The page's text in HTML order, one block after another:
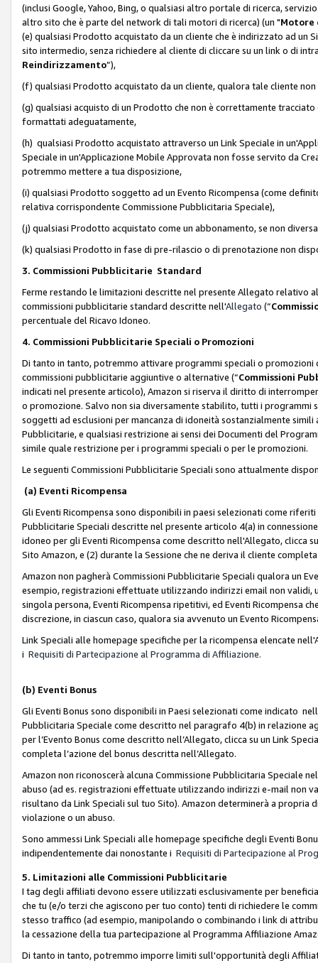
(inclusi Google, Yahoo, Bing, o qualsiasi altro portale di ricerca,
altro sito che è parte del network di tali motori di ricerca) (un "Motore
(e) qualsiasi Prodotto acquistato da un cliente che è indirizzato ad un
sito intermedio, senza richiedere al cliente di cliccare su un link o di
Reindirizzamento”),
(f) qualsiasi Prodotto acquistato da un cliente, qualora tale cliente
(g) qualsiasi acquisto di un Prodotto che non è correttamente
formattati adeguatamente,
(h) qualsiasi Prodotto acquistato attraverso un Link Speciale in
Speciale in un'Applicazione Mobile Approvata non fosse servito da
potremmo mettere a tua disposizione,
(i) qualsiasi Prodotto soggetto ad un Evento Ricompensa (come
relativa corrispondente Commissione Pubblicitaria Speciale),
(j) qualsiasi Prodotto acquistato come un abbonamento, se non
(k) qualsiasi Prodotto in fase di pre-rilascio o di prenotazione non
3. Commissioni Pubblicitarie Standard
Ferme restando le limitazioni descritte nel presente Allegato relativo
commissioni pubblicitarie standard descritte nell'Allegato (“
percentuale del Ricavo Idoneo.
4. Commissioni Pubblicitarie Speciali o Promozioni
Di tanto in tanto, potremmo attivare programmi speciali o
commissioni pubblicitarie aggiuntive o alternative (“Commissioni
indicati nel presente articolo), Amazon si riserva il diritto di
o promozione. Salvo non sia diversamente stabilito, tutti i
soggetti ad esclusioni per mancanza di idoneità sostanzialmente
Pubblicitarie, e qualsiasi restrizione ai sensi dei Documenti del
simile quale restrizione per i programmi speciali o per le promozioni.
Le seguenti Commissioni Pubblicitarie Speciali sono attualmente
(a) Eventi Ricompensa
Gli Eventi Ricompensa sono disponibili in paesi selezionati come
Pubblicitarie Speciali descritte nel presente articolo 4(a) in
idoneo per gli Eventi Ricompensa come descritto nell'Allegato, clicca
Sito Amazon, e (2) durante la Sessione che ne deriva il cliente
Amazon non pagherà Commissioni Pubblicitarie Speciali qualora un
esempio, registrazioni effettuate utilizzando indirizzi email non
singola persona, Eventi Ricompensa ripetitivi, ed Eventi Ricompensa
discrezione, in ciascun caso, qualora sia avvenuto un Evento
Link Speciali alle homepage specifiche per la ricompensa elencate
i Requisiti di Partecipazione al Programma di Affiliazione.
(b) Eventi Bonus
Gli Eventi Bonus sono disponibili in Paesi selezionati come indicato
Pubblicitaria Speciale come descritto nel paragrafo 4(b) in relazione
per l’Evento Bonus come descritto nell’Allegato, clicca su un Link
completa l’azione del bonus descritta nell’Allegato.
Amazon non riconoscerà alcuna Commissione Pubblicitaria Speciale
abuso (ad es. registrazioni effettuate utilizzando indirizzi e-mail non
risultano da Link Speciali sul tuo Sito). Amazon determinerà a propria
violazione o un abuso.
Sono ammessi Link Speciali alle homepage specifiche degli Eventi
indipendentemente dai nonostante i Requisiti di Partecipazione al
5. Limitazioni alle Commissioni Pubblicitarie
I tag degli affiliati devono essere utilizzati esclusivamente per
che tu (e/o terzi che agiscono per tuo conto) tenti di richiedere le
stesso traffico (ad esempio, manipolando o combinando i link di
la cessazione della tua partecipazione al Programma Affiliazione
Di tanto in tanto, potremmo imporre limiti sull'opportunità degli